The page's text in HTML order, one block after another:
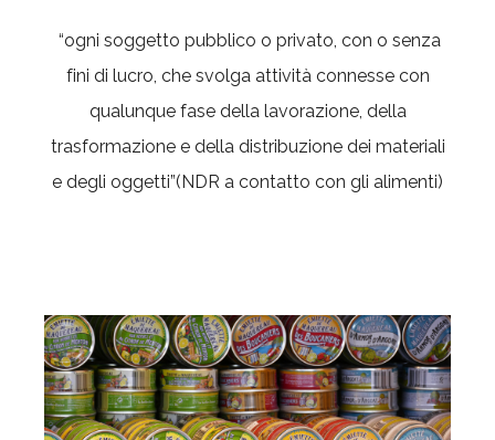
“ogni soggetto pubblico o privato, con o senza
fini di lucro, che svolga attività connesse con
qualunque fase della lavorazione, della
trasformazione e della distribuzione dei materiali
e degli oggetti”(NDR a contatto con gli alimenti)